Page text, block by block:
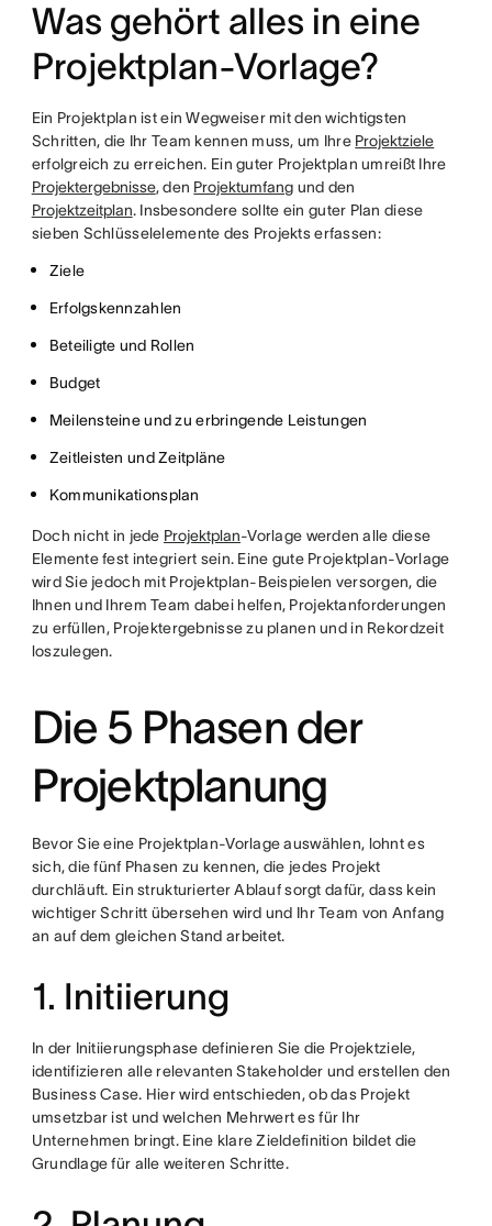
Was gehört alles in eine
Projektplan-Vorlage?
Ein Projektplan ist ein Wegweiser mit den wichtigsten
Schritten, die Ihr Team kennen muss, um Ihre Projektziele
erfolgreich zu erreichen. Ein guter Projektplan umreißt Ihre
Projektergebnisse, den Projektumfang und den
Projektzeitplan. Insbesondere sollte ein guter Plan diese
sieben Schlüsselelemente des Projekts erfassen:
Ziele
Erfolgskennzahlen
Beteiligte und Rollen
Budget
Meilensteine und zu erbringende Leistungen
Zeitleisten und Zeitpläne
Kommunikationsplan
Doch nicht in jede Projektplan-Vorlage werden alle diese
Elemente fest integriert sein. Eine gute Projektplan-Vorlage
wird Sie jedoch mit Projektplan-Beispielen versorgen, die
Ihnen und Ihrem Team dabei helfen, Projektanforderungen
zu erfüllen, Projektergebnisse zu planen und in Rekordzeit
loszulegen.
Die 5 Phasen der
Projektplanung
Bevor Sie eine Projektplan-Vorlage auswählen, lohnt es
sich, die fünf Phasen zu kennen, die jedes Projekt
durchläuft. Ein strukturierter Ablauf sorgt dafür, dass kein
wichtiger Schritt übersehen wird und Ihr Team von Anfang
an auf dem gleichen Stand arbeitet.
1. Initiierung
In der Initiierungsphase definieren Sie die Projektziele,
identifizieren alle relevanten Stakeholder und erstellen den
Business Case. Hier wird entschieden, ob das Projekt
umsetzbar ist und welchen Mehrwert es für Ihr
Unternehmen bringt. Eine klare Zieldefinition bildet die
Grundlage für alle weiteren Schritte.